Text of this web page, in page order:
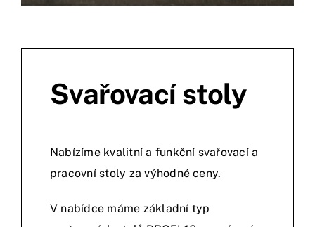
Svařovací stoly
Nabízíme kvalitní a funkční svařovací a
pracovní stoly za výhodné ceny.
V nabídce máme základní typ